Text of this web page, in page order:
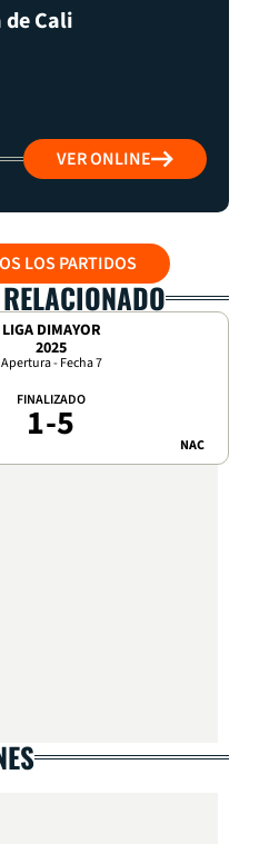
Cali
VER ONLINE
LOS PARTIDOS
LIGA DIMAYOR
2025
Apertura - Fecha 7
FINALIZADO
1-5 NAC